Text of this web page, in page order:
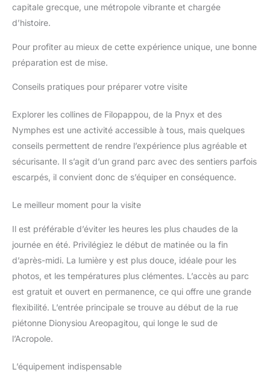
d'arrière-plan, vous pouvez
également créer un arrière-plan
DIRECTEMENT À PARTIR DE
capsules intégré. Parfait pour
Pour les utilisations en extérieur,
bonnette anti-vent ou connecter
l'entrée 3,5 mm ou la griffe
multi-interface Sony, pour des
professionnels pour les vidéos
vous connecter à votre
smartphone via l'application
Creators. Pour les réunions en
ligne et le streaming, l'appareil
photo peut être converti en une
webcam 4K de haute qualité.
Téléchargez l'application Sony
Creators depuis l'App Store. 2)
Activez le Bluetooth et le WiFi
sur l'iPhone et l'appareil photo.
3) Connectez les appareils via
capitale grecque, une métropole vibrante et chargée
d’histoire.
Pour profiter au mieux de cette expérience unique, une bonne
préparation est de mise.
Conseils pratiques pour préparer votre visite
Explorer les collines de Filopappou, de la Pnyx et des
Nymphes est une activité accessible à tous, mais quelques
conseils permettent de rendre l’expérience plus agréable et
sécurisante. Il s’agit d’un grand parc avec des sentiers parfois
escarpés, il convient donc de s’équiper en conséquence.
Le meilleur moment pour la visite
Il est préférable d’éviter les heures les plus chaudes de la
journée en été. Privilégiez le début de matinée ou la fin
d’après-midi. La lumière y est plus douce, idéale pour les
photos, et les températures plus clémentes. L’accès au parc
est gratuit et ouvert en permanence, ce qui offre une grande
flexibilité. L’entrée principale se trouve au début de la rue
piétonne Dionysiou Areopagitou, qui longe le sud de
l’Acropole.
L’équipement indispensable